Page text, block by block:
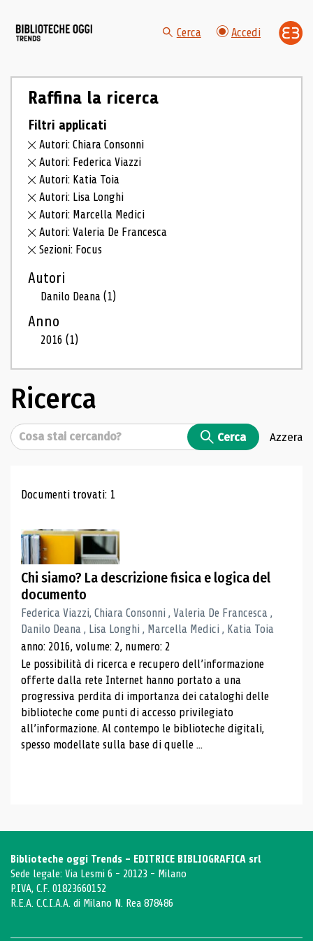
Cerca Accedi
Raffina la ricerca
Filtri applicati
Autori: Chiara Consonni
Autori: Federica Viazzi
Autori: Katia Toia
Autori: Lisa Longhi
Autori: Marcella Medici
Autori: Valeria De Francesca
Sezioni: Focus
Autori
Danilo Deana(1)
Anno
2016(1)
Ricerca
Cerca Cerca Azzera
Risultati di ricerca
Documenti trovati: 1
Chi siamo? La descrizione fisica e logica del
documento
Federica Viazzi, Chiara Consonni , Valeria De Francesca ,
Danilo Deana , Lisa Longhi , Marcella Medici , Katia Toia
anno: 2016, volume: 2, numero: 2
Le possibilità di ricerca e recupero dell’informazione
offerte dalla rete Internet hanno portato a una
progressiva perdita di importanza dei cataloghi delle
biblioteche come punti di accesso privilegiato
all’informazione. Al contempo le biblioteche digitali,
spesso modellate sulla base di quelle ...
Biblioteche oggi Trends - EDITRICE BIBLIOGRAFICA srl
Sede legale: Via Lesmi 6 - 20123 - Milano
P.IVA, C.F. 01823660152
R.E.A. C.C.I.A.A. di Milano N. Rea 878486